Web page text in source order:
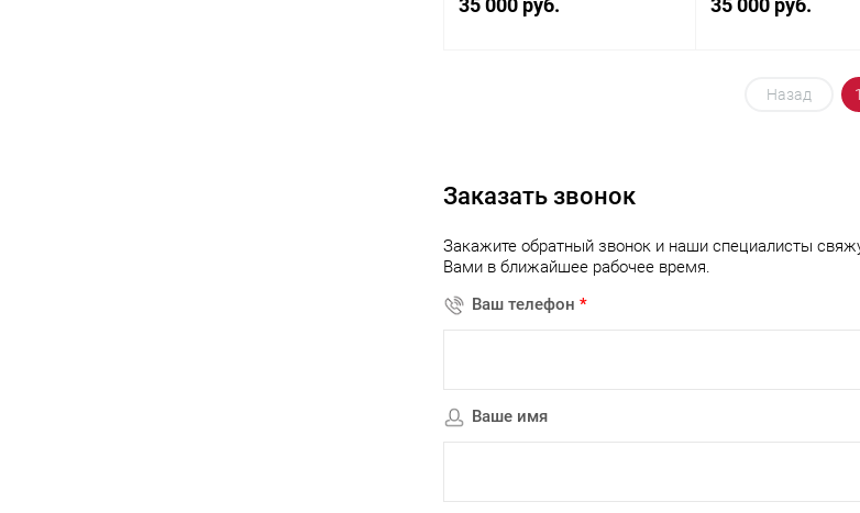
35 000 руб.
В избранное В наличии
35 000 руб.
В
Назад 1
Заказать звонок
Закажите обратный звонок и наши специалисты
Вами в ближайшее рабочее время.
Ваш телефон *
Ваше имя